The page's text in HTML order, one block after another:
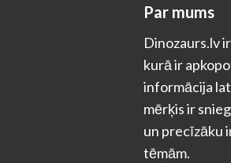
Par mums
Dinozaurs.lv
kurā ir
informācija
mērķis ir
un precīzāku
tēmām.